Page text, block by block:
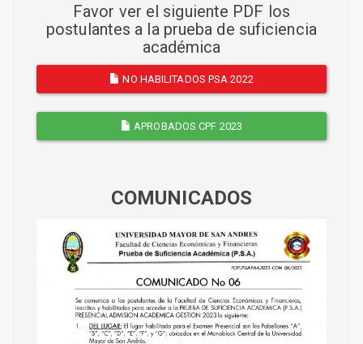
Favor ver el siguiente PDF los
postulantes a la prueba de suficiencia
académica
NO HABILITADOS PSA 2022
APROBADOS CPF 2023
COMUNICADOS